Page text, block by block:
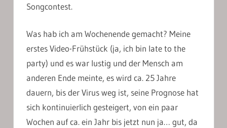
Songcontest.
Was hab ich am Wochenende gemacht? Meine
erstes Video-Frühstück (ja, ich bin late to the
party) und es war lustig und der Mensch am
anderen Ende meinte, es wird ca. 25 Jahre
dauern, bis der Virus weg ist, seine Prognose hat
sich kontinuierlich gesteigert, von ein paar
Wochen auf ca. ein Jahr bis jetzt nun ja… gut, da